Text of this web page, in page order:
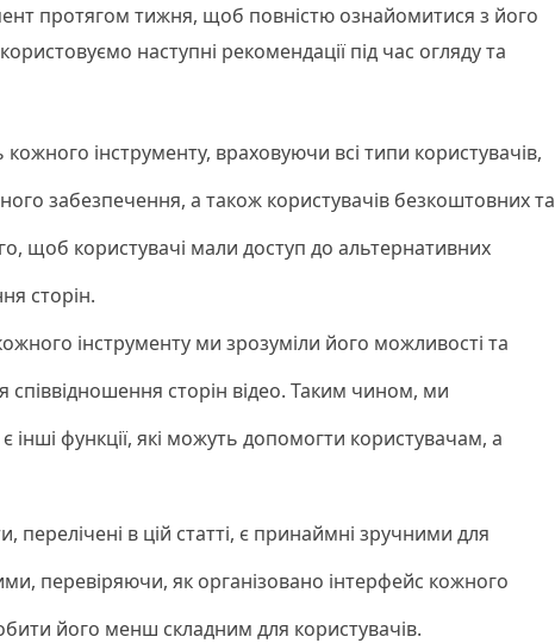
протягом тижня, щоб повністю ознайомитися з його
наступні рекомендації під час огляду та
інструменту, враховуючи всі типи користувачів,
забезпечення, а також користувачів безкоштовних та
щоб користувачі мали доступ до альтернативних
сторін.
інструменту ми зрозуміли його можливості та
співвідношення сторін відео. Таким чином, ми
функції, які можуть допомогти користувачам, а
в цій статті, є принаймні зручними для
перевіряючи, як організовано інтерфейс кожного
його менш складним для користувачів.